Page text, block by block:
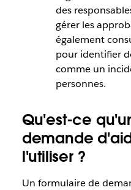
des
gérer les
également
pour identifier
comme un
personnes.
Qu'est-ce
demande
l'utiliser ?
Un formulaire de